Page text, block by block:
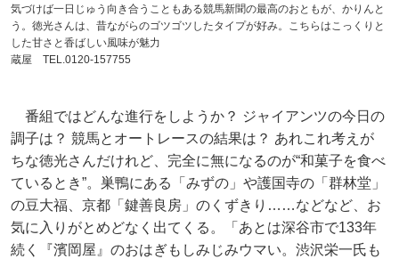
気づけば一日じゅう向き合うこともある競馬新聞の最高のおともが、かりんと
う。徳光さんは、昔ながらのゴツゴツしたタイプが好み。こちらはこっくりと
した甘さと香ばしい風味が魅力
蔵屋 TEL.0120-157755
番組ではどんな進行をしようか？ ジャイアンツの今日の
調子は？ 競馬とオートレースの結果は？ あれこれ考えが
ちな徳光さんだけれど、完全に無になるのが“和菓子を食べ
ているとき”。巣鴨にある「みずの」や護国寺の「群林堂」
の豆大福、京都「鍵善良房」のくずきり……などなど、お
気に入りがとめどなく出てくる。「あとは深谷市で133年
続く『濱岡屋』のおはぎもしみじみウマい。渋沢栄一氏も